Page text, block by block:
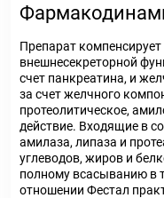
Препарат компенсирует
внешнесекреторной
счет панкреатина, и
за счет желчного
протеолитическое,
действие. Входящие в
амилаза, липаза и
углеводов, жиров и
полному всасыванию в
отношении Фестал